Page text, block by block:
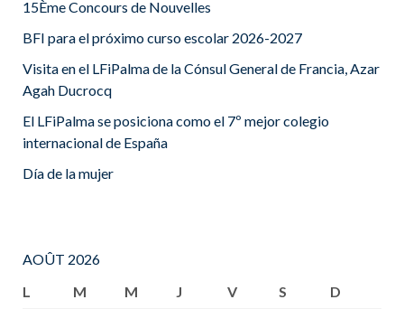
15Ème Concours de Nouvelles
BFI para el próximo curso escolar 2026-2027
Visita en el LFiPalma de la Cónsul General de Francia, Azar
Agah Ducrocq
El LFiPalma se posiciona como el 7º mejor colegio
internacional de España
Día de la mujer
AOÛT 2026
L
M M J V S
D